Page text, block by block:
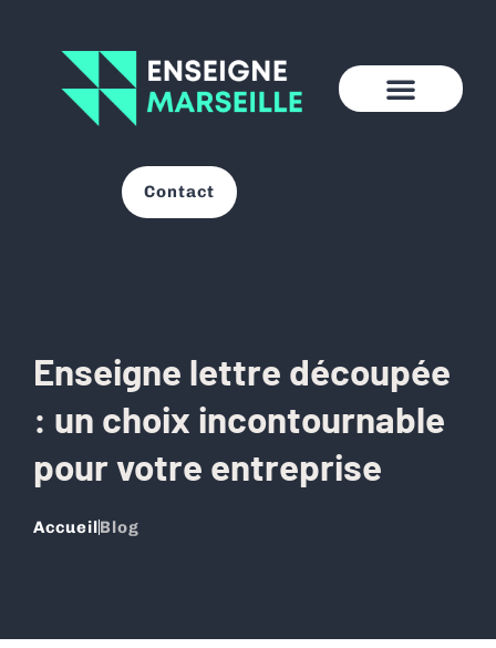
Contact
Enseigne lettre découpée
: un choix incontournable
pour votre entreprise
AccueilBlog